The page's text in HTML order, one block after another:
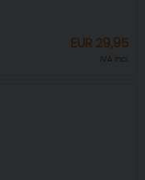
EUR 29,95
IVA incl.